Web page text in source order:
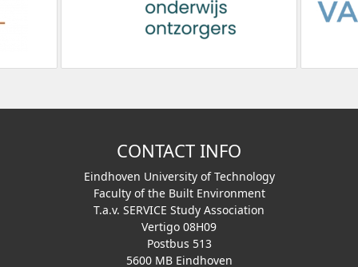
CONTACT INFO
Eindhoven University of Technology
Faculty of the Built Environment
T.a.v. SERVICE Study Association
Vertigo 08H09
Postbus 513
5600 MB Eindhoven